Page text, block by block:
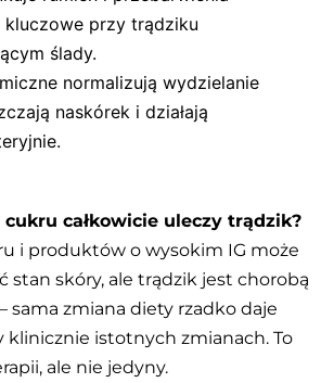
kluczowe przy trądziku
ślady.
normalizują wydzielanie
naskórek i działają
całkowicie uleczy trądzik?
i produktów o wysokim IG może
stan skóry, ale trądzik jest chorobą
sama zmiana diety rzadko daje
klinicznie istotnych zmianach. To
ale nie jedyny.